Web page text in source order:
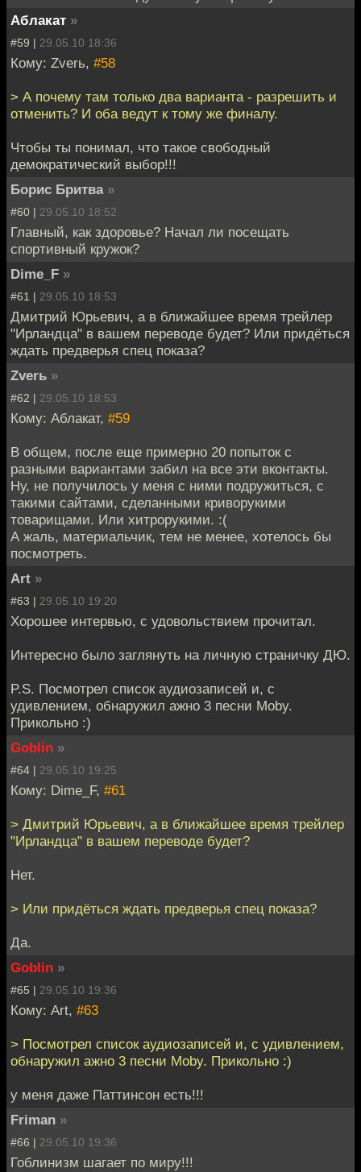
Аблакат »
#59 | 29.05.10 18:36
Кому: Zverь, #58
> А почему там только два варианта - разрешить и
отменить? И оба ведут к тому же финалу.
Чтобы ты понимал, что такое свободный
демократический выбор!!!
Борис Бритва »
#60 | 29.05.10 18:52
Главный, как здоровье? Начал ли посещать
спортивный кружок?
Dime_F »
#61 | 29.05.10 18:53
Дмитрий Юрьевич, а в ближайшее время трейлер
"Ирландца" в вашем переводе будет? Или придёться
ждать предверья спец показа?
Zverь »
#62 | 29.05.10 18:53
Кому: Аблакат, #59
В общем, после еще примерно 20 попыток с
разными вариантами забил на все эти вконтакты.
Ну, не получилось у меня с ними подружиться, с
такими сайтами, сделанными криворукими
товарищами. Или хитрорукими. :(
А жаль, материальчик, тем не менее, хотелось бы
посмотреть.
Art »
#63 | 29.05.10 19:20
Хорошее интервью, с удовольствием прочитал.
Интересно было заглянуть на личную страничку ДЮ.
P.S. Посмотрел список аудиозаписей и, с
удивлением, обнаружил ажно 3 песни Moby.
Прикольно :)
Goblin »
#64 | 29.05.10 19:25
Кому: Dime_F, #61
> Дмитрий Юрьевич, а в ближайшее время трейлер
"Ирландца" в вашем переводе будет?
Нет.
> Или придёться ждать предверья спец показа?
Да.
Goblin »
#65 | 29.05.10 19:36
Кому: Art, #63
> Посмотрел список аудиозаписей и, с удивлением,
обнаружил ажно 3 песни Moby. Прикольно :)
у меня даже Паттинсон есть!!!
Friman »
#66 | 29.05.10 19:36
Гоблинизм шагает по миру!!!